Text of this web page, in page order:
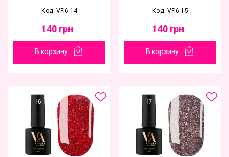
Код: VFl6-14
140 грн
В корзину
Код: VFl6-15
140 грн
В корзину